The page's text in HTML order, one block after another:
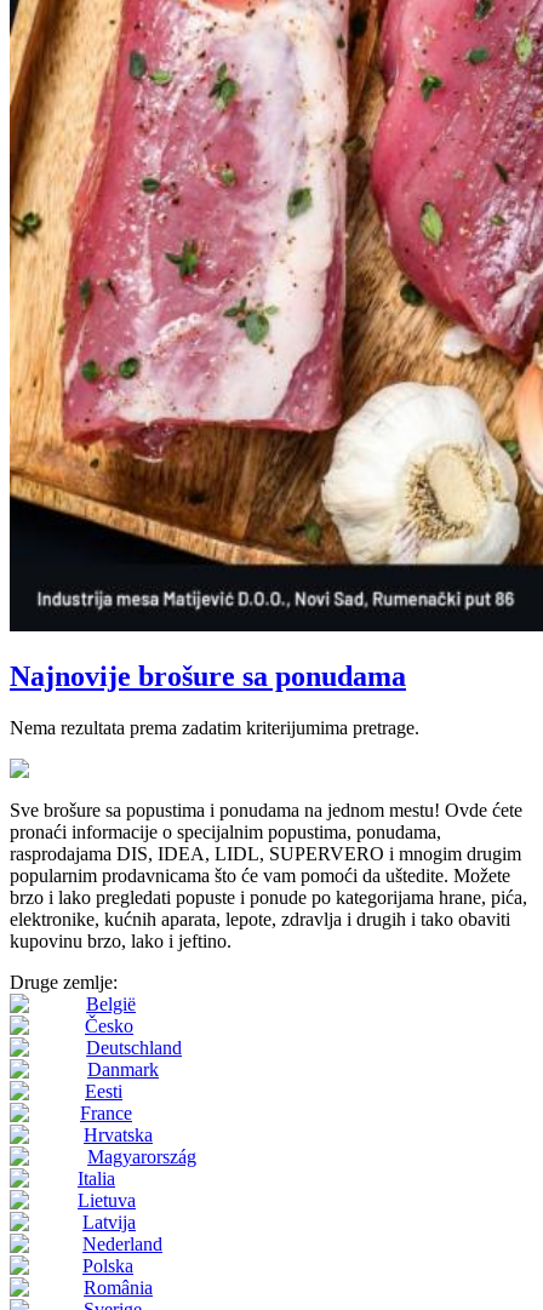
Najnovije brošure sa ponudama
Nema rezultata prema zadatim kriterijumima pretrage.
Sve brošure sa popustima i ponudama na jednom mestu! Ovde ćete
pronaći informacije o specijalnim popustima, ponudama,
rasprodajama DIS, IDEA, LIDL, SUPERVERO i mnogim drugim
popularnim prodavnicama što će vam pomoći da uštedite. Možete
brzo i lako pregledati popuste i ponude po kategorijama hrane, pića,
elektronike, kućnih aparata, lepote, zdravlja i drugih i tako obaviti
kupovinu brzo, lako i jeftino.
Druge zemlje:
België
Česko
Deutschland
Danmark
Eesti
France
Hrvatska
Magyarország
Italia
Lietuva
Latvija
Nederland
Polska
România